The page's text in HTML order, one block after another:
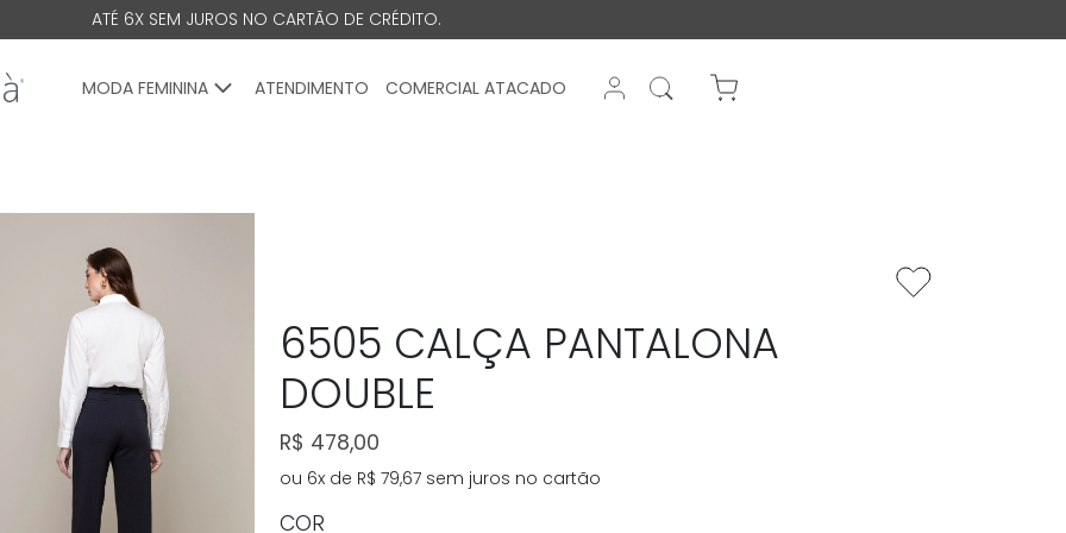
ATÉ 6X SEM JUROS NO CARTÃO DE CRÉDITO.
MODA FEMININA ATENDIMENTO COMERCIAL ATACADO ENTRAR NA SUA CONTA
0 Itens
6505 CALÇA PANTALONA
DOUBLE
R$ 478,00
ou 6x de R$ 79,67 sem juros no cartão
COR